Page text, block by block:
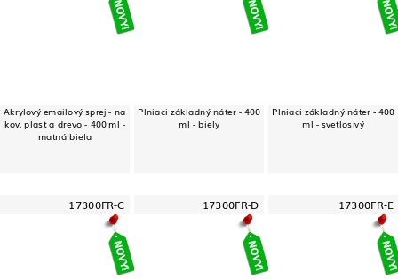
Akrylový emailový sprej - na
kov, plast a drevo - 400 ml -
matná biela
Plniaci základný náter - 400
ml - biely
Plniaci základný náter - 400
ml - svetlosivý
17300FR-C 17300FR-D 17300FR-E